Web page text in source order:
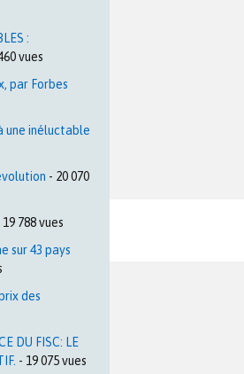
:
vues
par Forbes
une inéluctable
- 20 070
19 788 vues
sur 43 pays
des
DU FISC: LE
- 19 075 vues